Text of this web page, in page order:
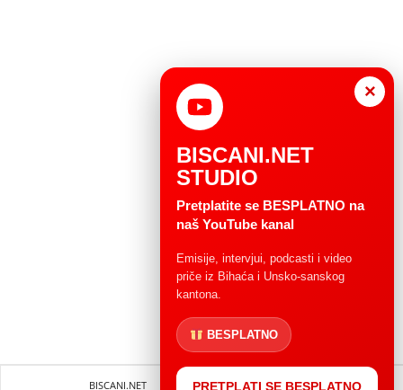
BISCANI.NET Impressum Uvjeti korištenja
×
BISCANI.NET
STUDIO
Pretplatite se BESPLATNO na
naš YouTube kanal
Emisije, intervjui, podcasti i video
priče iz Bihaća i Unsko-sanskog
kantona.
BESPLATNO
PRETPLATI SE BESPLATNO